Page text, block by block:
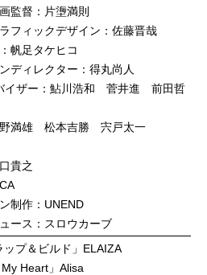
監督：片塰満則
フィックデザイン：佐藤晋哉
帆足タケヒコ
ディレクター：得丸尚人
イザー：鮎川浩和 菅井進 前田哲
野満雄 松本吉勝 宍戸太一
貴之
制作：UNEND
ース：スロウカーブ
ップ＆ビルド」ELAIZA
Heart」Alisa